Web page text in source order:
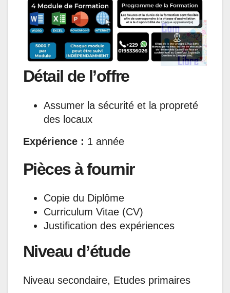
p
k
n
e
r
m
Détail de l’offre
Assumer la sécurité et la propreté
des locaux
Expérience : 1 année
Pièces à fournir
Copie du Diplôme
Curriculum Vitae (CV)
Justification des expériences
Niveau d’étude
Niveau secondaire, Etudes primaires